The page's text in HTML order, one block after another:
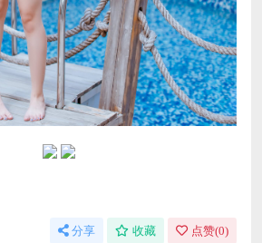
分享 收藏 点赞(0)